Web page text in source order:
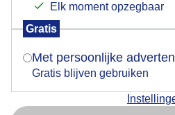
Elk moment opzegbaar
Gratis
Met persoonlijke
Gratis blijven gebruiken
Is goed, toon
Nu niet,